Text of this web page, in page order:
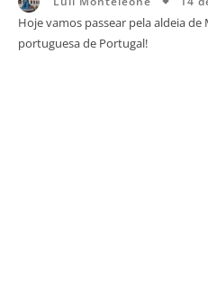
Hoje vamos passear pela aldeia
portuguesa de Portugal!